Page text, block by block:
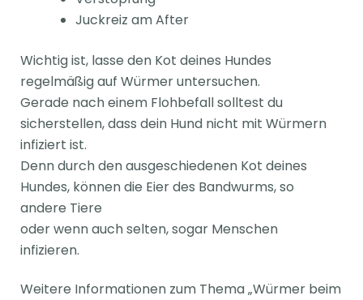
Juckreiz am After
Wichtig ist, lasse den Kot deines Hundes
regelmäßig auf Würmer untersuchen.
Gerade nach einem Flohbefall solltest du
sicherstellen, dass dein Hund nicht mit Würmern
infiziert ist.
Denn durch den ausgeschiedenen Kot deines
Hundes, können die Eier des Bandwurms, so
andere Tiere
oder wenn auch selten, sogar Menschen
infizieren.
Weitere Informationen zum Thema „Würmer beim